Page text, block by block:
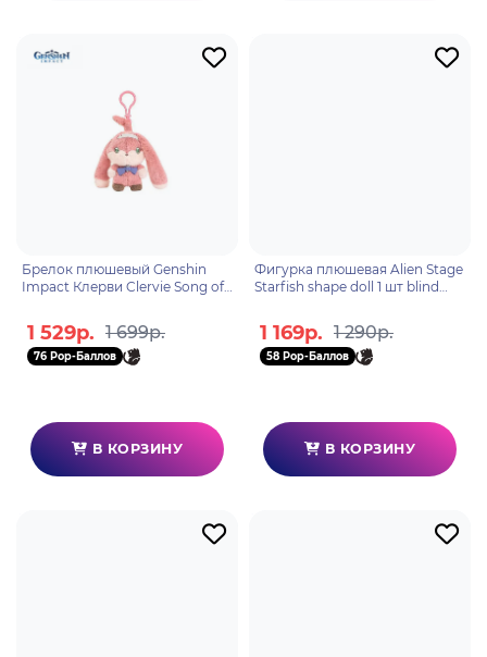
Брелок плюшевый Genshin
Impact Клерви Clervie Song of
1 529р. 1 699р.
76 Pop-Баллов
В КОРЗИНУ
Фигурка плюшевая Alien Stage
Starfish shape doll 1 шт blind
1 169р. 1 290р.
58 Pop-Баллов
В КОРЗИНУ